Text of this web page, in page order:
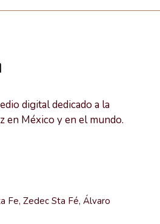
digital dedicado a la
en México y en el mundo.
Fe, Zedec Sta Fé, Álvaro